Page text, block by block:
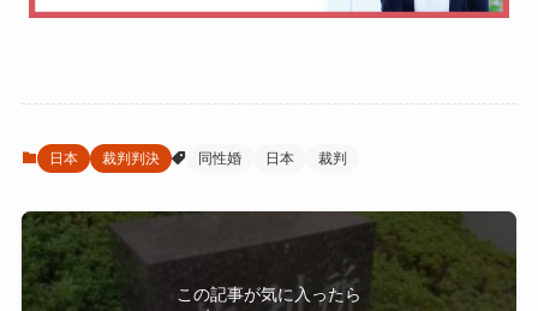
日本 裁判判決 同性婚 日本 裁判
この記事が気に入ったら